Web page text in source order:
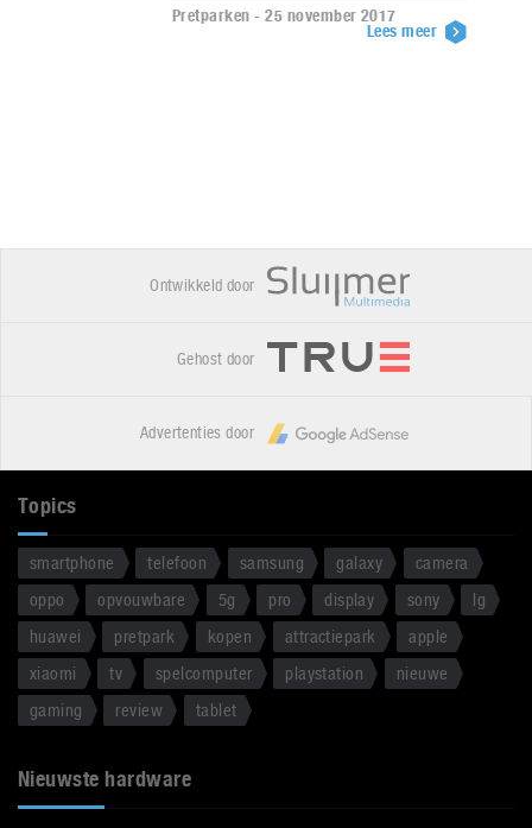
Pretparken - 25 november 2017
Lees meer
Ontwikkeld door
Gehost door
Advertenties door
Topics
smartphone telefoon samsung galaxy
camera
oppo
opvouwbare 5g pro display sony
lg
huawei
pretpark kopen attractiepark
apple
xiaomi
tv spelcomputer playstation
nieuwe
gaming
review tablet
Nieuwste hardware